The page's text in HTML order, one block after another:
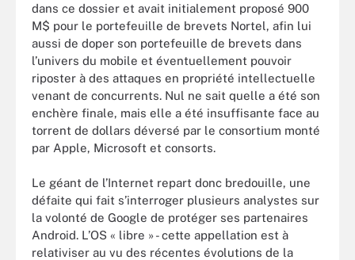
dans ce dossier et avait initialement proposé 900
M$ pour le portefeuille de brevets Nortel, afin lui
aussi de doper son portefeuille de brevets dans
l’univers du mobile et éventuellement pouvoir
riposter à des attaques en propriété intellectuelle
venant de concurrents. Nul ne sait quelle a été son
enchère finale, mais elle a été insuffisante face au
torrent de dollars déversé par le consortium monté
par Apple, Microsoft et consorts.
Le géant de l’Internet repart donc bredouille, une
défaite qui fait s’interroger plusieurs analystes sur
la volonté de Google de protéger ses partenaires
Android. L’OS « libre » - cette appellation est à
relativiser au vu des récentes évolutions de la